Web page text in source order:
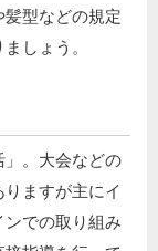
型などの規定
しょう。
」。大会などの
ますが主にイ
での取り組み